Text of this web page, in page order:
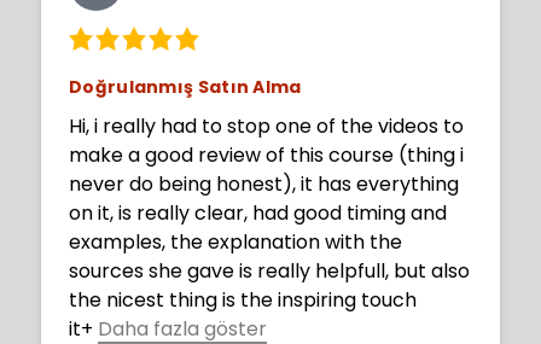
Doğrulanmış Satın Alma
Hi, i really had to stop one of the videos to
make a good review of this course (thing i
never do being honest), it has everything
on it, is really clear, had good timing and
examples, the explanation with the
sources she gave is really helpfull, but also
the nicest thing is the inspiring touch
it+ Daha fazla göster